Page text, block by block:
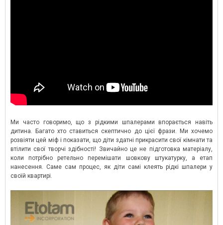
Ми часто говоримо, що з рідкими шпалерами впорається навіть
дитина. Багато хто ставиться скептично до цієї фрази. Ми хочемо
розвіяти цей міф і показати, що діти здатні прикрасити свої кімнати та
втілити свої творчі здібності! Звичайно це не підготовка матеріалу,
коли потрібно ретельно перемішати шовкову штукатурку, а етап
нанесення. Саме сам процес, як діти самі клеять рідкі шпалери у
своїй квартирі.